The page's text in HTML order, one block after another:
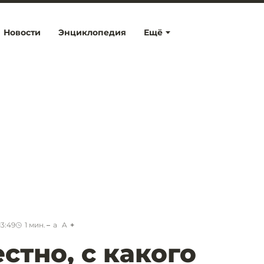
Ещё
Новости Энциклопедия
1 мин. a A
с какого